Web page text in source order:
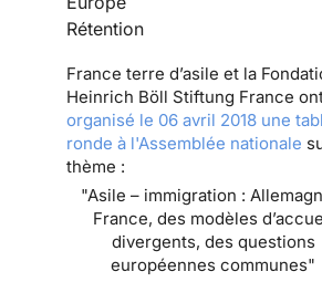
Rétention
France terre d’asile et la
Heinrich Böll Stiftung France
organisé le 06 avril 2018 une
ronde à l'Assemblée nationale
thème :
"Asile – immigration :
France, des modèles
divergents, des questions
européennes communes"